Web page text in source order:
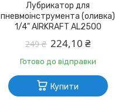
Лубрикатор для
пневмоінструмента (оливка)
1/4" AIRKRAFT AL2500
249 ₴ 224,10 ₴
Готово до відправки
Купити